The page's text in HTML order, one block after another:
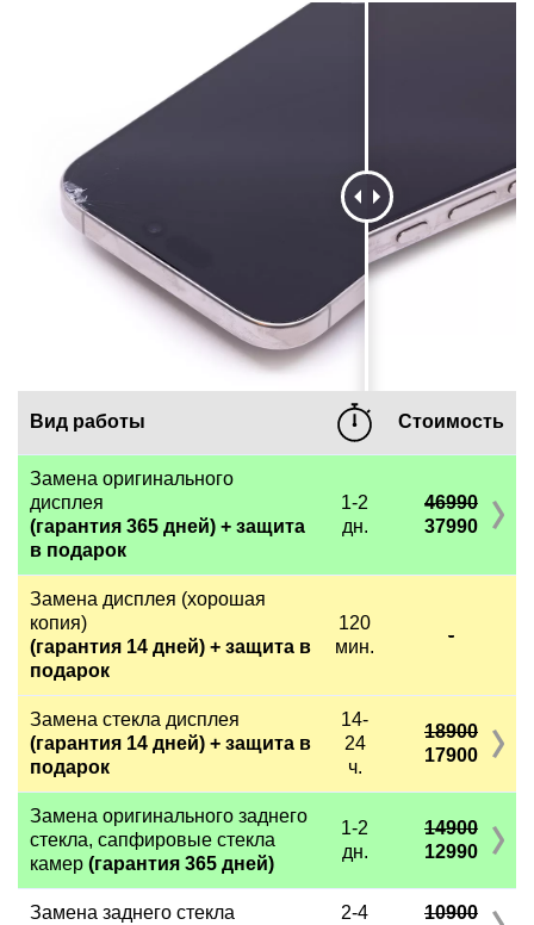
Вид работы Стоимость
Замена оригинального
дисплея
(гарантия 365 дней) + защита
в подарок
1-2
дн.
46990
37990
Замена дисплея (хорошая
копия)
(гарантия 14 дней) + защита в
подарок
120
мин.
-
Замена стекла дисплея
(гарантия 14 дней) + защита в
подарок
14-
24
ч.
18900
17900
Замена оригинального заднего
стекла, сапфировые стекла
камер (гарантия 365 дней)
1-2
дн.
14900
12990
Замена заднего стекла
2-4
10900